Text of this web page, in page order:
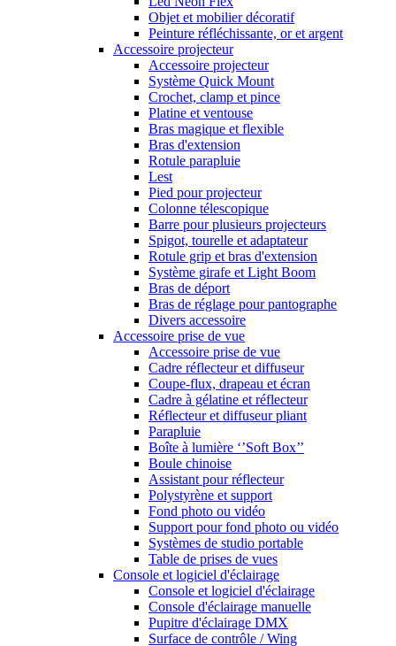
Objet et mobilier décoratif
Peinture réfléchissante, or et argent
Accessoire projecteur
Accessoire projecteur
Système Quick Mount
Crochet, clamp et pince
Platine et ventouse
Bras magique et flexible
Bras d'extension
Rotule parapluie
Lest
Pied pour projecteur
Colonne télescopique
Barre pour plusieurs projecteurs
Spigot, tourelle et adaptateur
Rotule grip et bras d'extension
Système girafe et Light Boom
Bras de déport
Bras de réglage pour pantographe
Divers accessoire
Accessoire prise de vue
Accessoire prise de vue
Cadre réflecteur et diffuseur
Coupe-flux, drapeau et écran
Cadre à gélatine et réflecteur
Réflecteur et diffuseur pliant
Parapluie
Boîte à lumière ‘’Soft Box’’
Boule chinoise
Assistant pour réflecteur
Polystyrène et support
Fond photo ou vidéo
Support pour fond photo ou vidéo
Systèmes de studio portable
Table de prises de vues
Console et logiciel d'éclairage
Console et logiciel d'éclairage
Console d'éclairage manuelle
Pupitre d'éclairage DMX
Surface de contrôle / Wing